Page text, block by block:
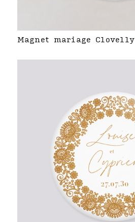
Magnet mariage Clovelly